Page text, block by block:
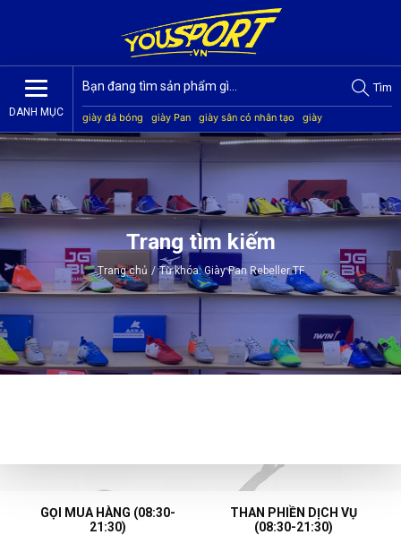
DANH MỤC
Tìm
giày đá bóng giày Pan giày sân cỏ nhân tạo
giày
Jogarbola
giày Mitre giày Akka quần áo bóng đá
giày
Trang tìm kiếm
Trang chủ / Từ khóa: Giày Pan Rebeller TF
GỌI MUA HÀNG (08:30-
21:30)
THAN PHIỀN DỊCH VỤ
(08:30-21:30)